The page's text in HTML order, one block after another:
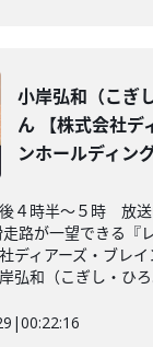
小岸弘和（こぎ
ん 【株式会社デ
ンホールディン
４時半～５時 放送
路が一望できる『
ディアーズ・ブレ
弘和（こぎし・ひろ
|00:22:16